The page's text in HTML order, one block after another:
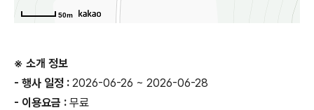
50m
※ 소개 정보
- 행사 일정 : 2026-06-26 ~ 2026-06-28
- 이용요금 : 무료